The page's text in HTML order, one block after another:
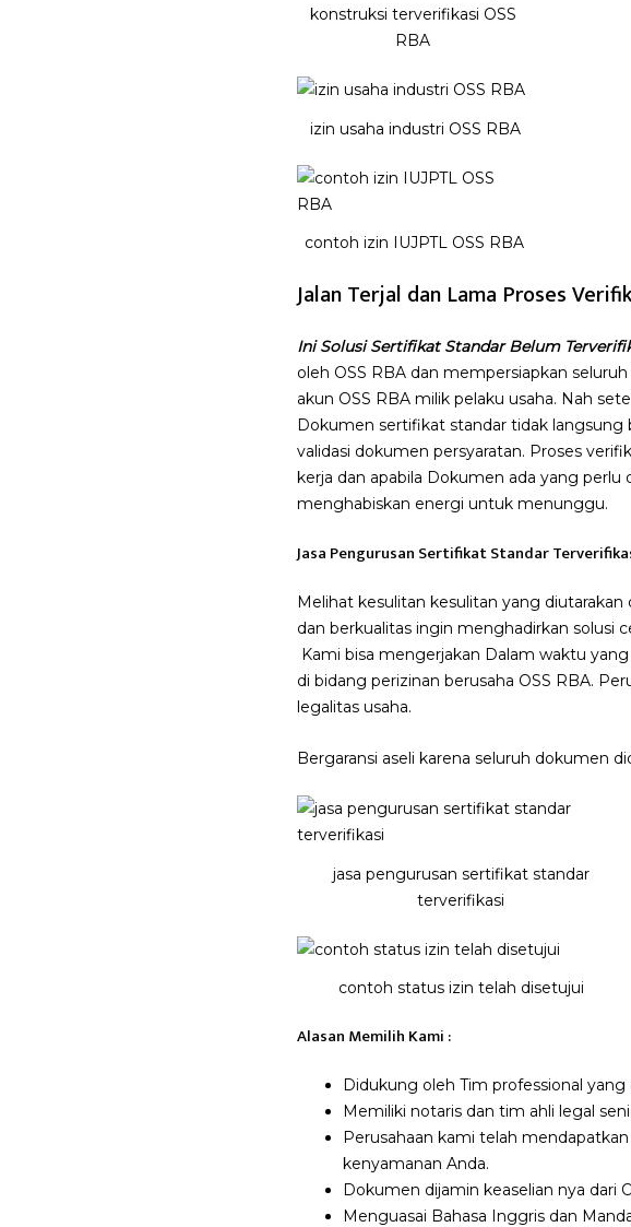
konstruksi terverifikasi OSS
RBA
izin usaha industri OSS RBA
contoh izin IUJPTL OSS RBA
Jalan Terjal dan Lama Proses
Ini Solusi Sertifikat Standar Belum
oleh OSS RBA dan mempersiapkan
akun OSS RBA milik pelaku usaha. Nah
Dokumen sertifikat standar tidak langsung
validasi dokumen persyaratan. Proses
kerja dan apabila Dokumen ada yang perlu
menghabiskan energi untuk menunggu.
Jasa Pengurusan Sertifikat Standar
Melihat kesulitan kesulitan yang
dan berkualitas ingin menghadirkan solusi
Kami bisa mengerjakan Dalam waktu
di bidang perizinan berusaha OSS RBA.
legalitas usaha.
Bergaransi aseli karena seluruh dokumen
jasa pengurusan sertifikat standar
terverifikasi
contoh status izin telah disetujui
Alasan Memilih Kami :
Didukung oleh Tim professional
Memiliki notaris dan tim ahli legal
Perusahaan kami telah
kenyamanan Anda.
Dokumen dijamin keaselian nya dari
Menguasai Bahasa Inggris dan